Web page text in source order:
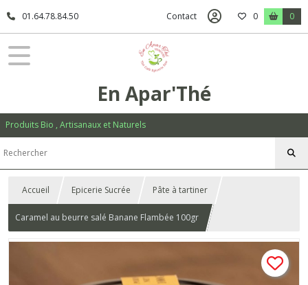
01.64.78.84.50 Contact 0 0
En Apar'Thé
Produits Bio , Artisanaux et Naturels
Accueil Epicerie Sucrée Pâte à tartiner
Caramel au beurre salé Banane Flambée 100gr